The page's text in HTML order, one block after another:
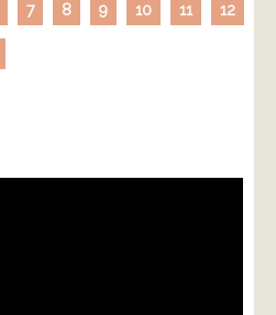
7 8 9 10 11 12